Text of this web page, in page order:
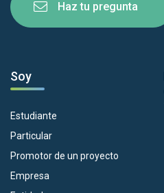
Haz tu pregunta
Soy
Estudiante
Particular
Promotor de un proyecto
Empresa